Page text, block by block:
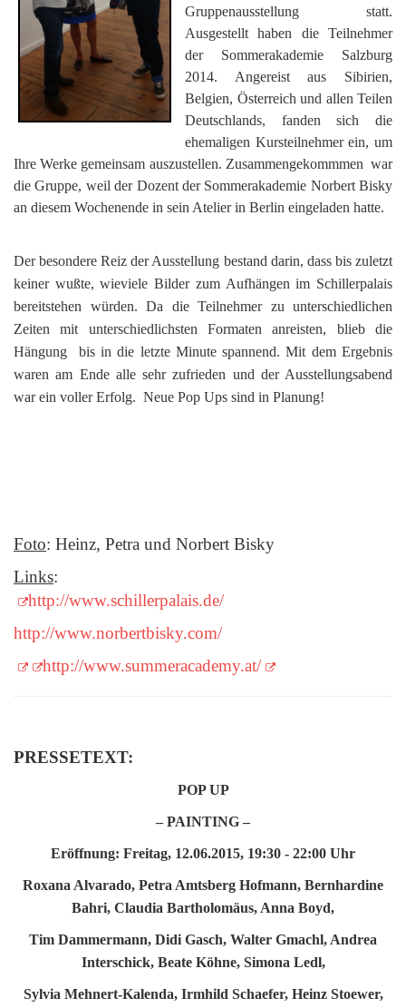
Gruppenausstellung statt.
Ausgestellt haben die Teilnehmer
der Sommerakademie Salzburg
2014. Angereist aus Sibirien,
Belgien, Österreich und allen Teilen
Deutschlands, fanden sich die
ehemaligen Kursteilnehmer ein, um
Ihre Werke gemeinsam auszustellen. Zusammengekommmen war
die Gruppe, weil der Dozent der Sommerakademie Norbert Bisky
an diesem Wochenende in sein Atelier in Berlin eingeladen hatte.
Der besondere Reiz der Ausstellung bestand darin, dass bis zuletzt
keiner wußte, wieviele Bilder zum Aufhängen im Schillerpalais
bereitstehen würden. Da die Teilnehmer zu unterschiedlichen
Zeiten mit unterschiedlichsten Formaten anreisten, blieb die
Hängung bis in die letzte Minute spannend. Mit dem Ergebnis
waren am Ende alle sehr zufrieden und der Ausstellungsabend
war ein voller Erfolg. Neue Pop Ups sind in Planung!
Foto: Heinz, Petra und Norbert Bisky
Links:
http://www.schillerpalais.de/
http://www.norbertbisky.com/
http://www.summeracademy.at/
PRESSETEXT:
POP UP
– PAINTING –
Eröffnung: Freitag, 12.06.2015, 19:30 - 22:00 Uhr
Roxana Alvarado, Petra Amtsberg Hofmann, Bernhardine
Bahri, Claudia Bartholomäus, Anna Boyd,
Tim Dammermann, Didi Gasch, Walter Gmachl, Andrea
Interschick, Beate Köhne, Simona Ledl,
Sylvia Mehnert-Kalenda, Irmhild Schaefer, Heinz Stoewer,